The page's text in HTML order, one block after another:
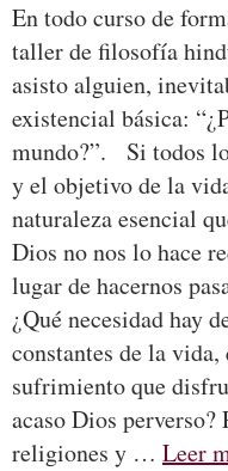
En todo curso de
taller de filosofía
asisto alguien,
existencial básica:
mundo?”. Si todos
y el objetivo de la
naturaleza esencial
Dios no nos lo hace
lugar de hacernos
¿Qué necesidad hay
constantes de la vida,
sufrimiento que
acaso Dios perverso?
religiones y … Leer